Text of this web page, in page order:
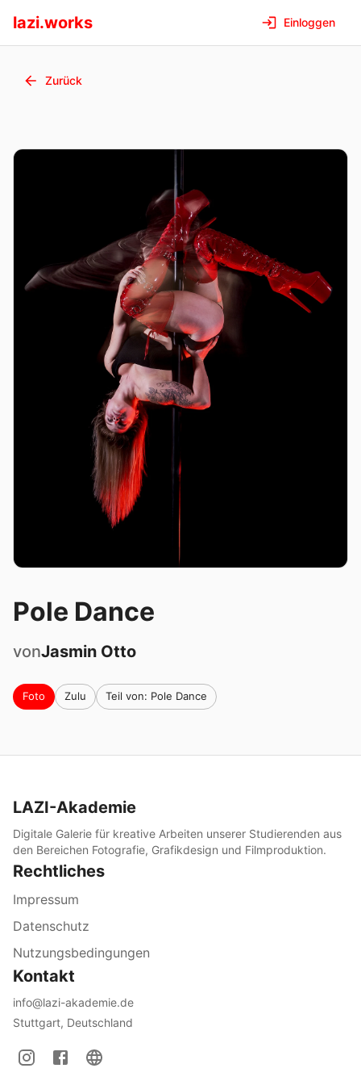
lazi.works Einloggen
Zurück
Pole Dance
vonJasmin Otto
Foto Zulu Teil von: Pole Dance
LAZI-Akademie
Digitale Galerie für kreative Arbeiten unserer Studierenden aus
den Bereichen Fotografie, Grafikdesign und Filmproduktion.
Rechtliches
Impressum
Datenschutz
Nutzungsbedingungen
Kontakt
info@lazi-akademie.de
Stuttgart, Deutschland